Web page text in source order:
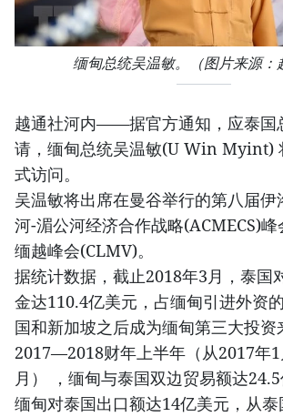
缅甸总统吴温敏。（图片来源：
越通社河内——据官方通知，应泰国
请，缅甸总统吴温敏(U Win Myint)
式访问。
吴温敏将出席在曼谷举行的第八届伊
河-湄公河经济合作战略(ACMECS)
缅越峰会(CLMV)。
据统计数据，截止2018年3月，泰国
金达110.4亿美元，占缅甸引进外资
国和新加坡之后成为缅甸第三大投资
2017—2018财年上半年（从2017年
月） ，缅甸与泰国双边贸易额达
缅甸对泰国出口额达14亿美元，从